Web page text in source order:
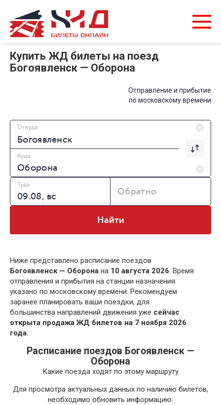
Купить ЖД билеты на поезд
Богоявленск — Оборона
Отправление и прибытие
по московскому времени
Откуда
Куда
Туда
Обратно
Найти
Ниже представлено расписание поездов
Богоявленск — Оборона на 10 августа 2026. Время
отправления и прибытия на станции назначения
указано по московскому времени. Рекомендуем
заранее планировать ваши поездки, для
большинства направлений движения уже сейчас
открыта продажа ЖД билетов на 7 ноября 2026
года.
Расписание поездов Богоявленск —
Оборона
Какие поезда ходят по этому маршруту
Для просмотра актуальных данных по наличию билетов,
необходимо обновить информацию: